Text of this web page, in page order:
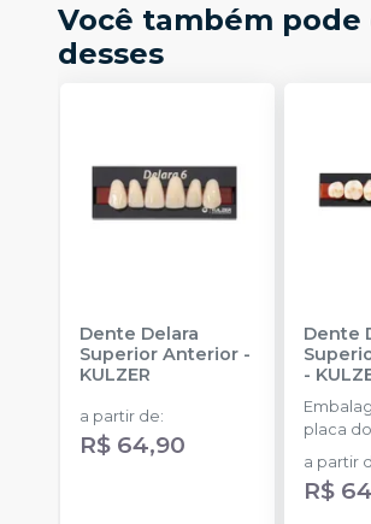
Você também pode
desses
Dente Delara
Superior Anterior -
KULZER
a partir de:
R$ 64,90
Dente
-
placa
Delara
a partir
R$